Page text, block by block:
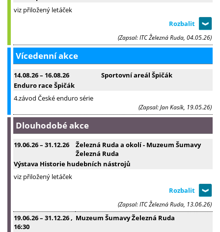
viz přiložený letáček
(Zapsal: ITC Železná Ruda, 04.05.26)
Vícedenní akce
14.08.26– 16.08.26
Sportovní areál Špičák
Enduro race Špičák
4.závod České enduro série
(Zapsal: Jan Kasík, 19.05.26)
Dlouhodobé akce
19.06.26– 31.12.26
Železná Ruda a okolí - Muzeum Šumavy
Železná Ruda
Výstava Historie hudebních nástrojů
viz přiložený letáček
(Zapsal: ITC Železná Ruda, 13.06.26)
19.06.26– 31.12.26,
16:30
Muzeum Šumavy Železná Ruda